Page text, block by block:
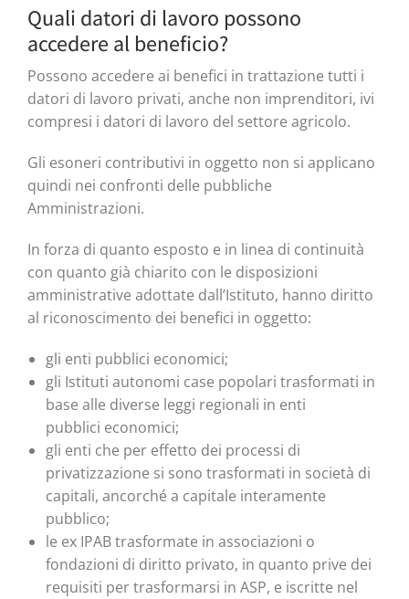
Quali datori di lavoro possono
accedere al beneficio?
Possono accedere ai benefici in trattazione tutti i
datori di lavoro privati, anche non imprenditori, ivi
compresi i datori di lavoro del settore agricolo.
Gli esoneri contributivi in oggetto non si applicano
quindi nei confronti delle pubbliche
Amministrazioni.
In forza di quanto esposto e in linea di continuità
con quanto già chiarito con le disposizioni
amministrative adottate dall’Istituto, hanno diritto
al riconoscimento dei benefici in oggetto:
gli enti pubblici economici;
gli Istituti autonomi case popolari trasformati in
base alle diverse leggi regionali in enti
pubblici economici;
gli enti che per effetto dei processi di
privatizzazione si sono trasformati in società di
capitali, ancorché a capitale interamente
pubblico;
le ex IPAB trasformate in associazioni o
fondazioni di diritto privato, in quanto prive dei
requisiti per trasformarsi in ASP, e iscritte nel